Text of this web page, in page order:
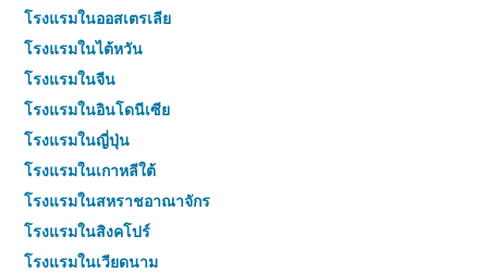
โรงแรมในออสเตรเลีย
โรงแรมในไต้หวัน
โรงแรมในจีน
โรงแรมในอินโดนีเซีย
โรงแรมในญี่ปุ่น
โรงแรมในเกาหลีใต้
โรงแรมในสหราชอาณาจักร
โรงแรมในสิงคโปร์
โรงแรมในเวียดนาม